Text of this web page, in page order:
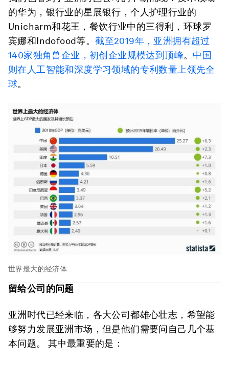
的华为，银行业的星展银行，个人护理行业的
Unicharm和花王，餐饮行业中的三得利，环球罗
宾娜和Indofood等。截至2019年，亚洲拥有超过
140家独角兽企业，初创企业规模达到顶峰。 中国
则在人工智能和深度学习领域的专利数量上领先全
球。
世界最大的经济体
留给公司的问题
亚洲时代已经来临，各大公司都雄心壮志，希望能
够努力发展亚洲市场，但是他们需要问自己几个基
本问题。 其中最重要的是：